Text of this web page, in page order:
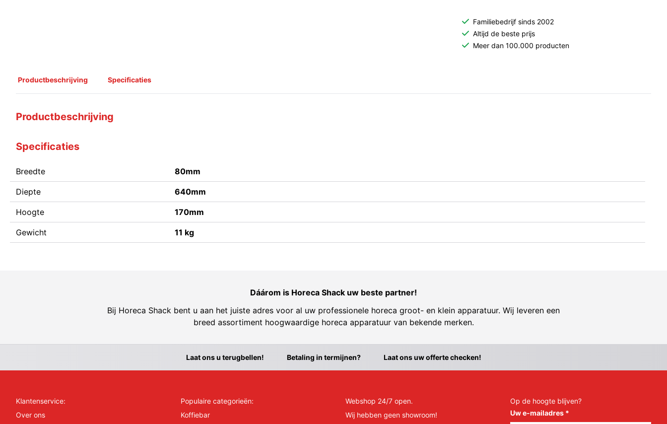
Familiebedrijf sinds 2002
Altijd de beste prijs
Meer dan 100.000 producten
Productbeschrijving Specificaties
Productbeschrijving
Specificaties
Breedte 80mm
Diepte 640mm
Hoogte 170mm
Gewicht 11 kg
Dáárom is Horeca Shack uw beste partner!
Bij Horeca Shack bent u aan het juiste adres voor al uw professionele horeca groot- en klein apparatuur. Wij leveren een
breed assortiment hoogwaardige horeca apparatuur van bekende merken.
Laat ons u terugbellen! Betaling in termijnen? Laat ons uw offerte checken!
Klantenservice:
Over ons
Populaire categorieën:
Koffiebar
Webshop 24/7 open.
Wij hebben geen showroom!
Op de hoogte blijven?
Uw e-mailadres *